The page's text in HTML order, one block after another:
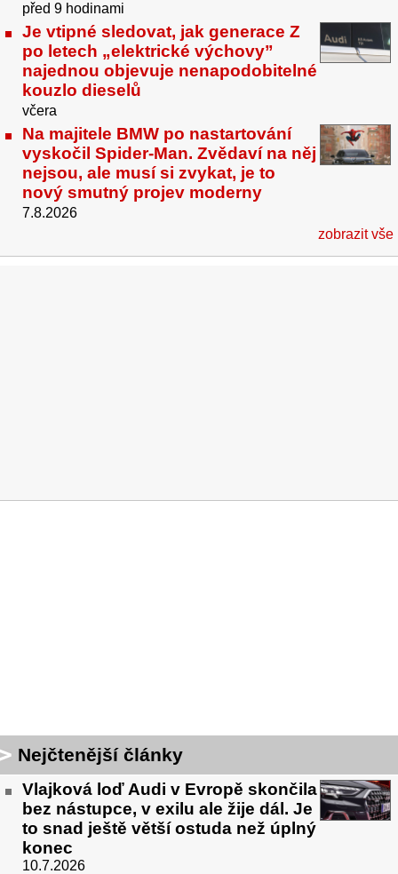
před 9 hodinami
Je vtipné sledovat, jak generace Z
po letech „elektrické výchovy”
najednou objevuje nenapodobitelné
kouzlo dieselů
včera
Na majitele BMW po nastartování
vyskočil Spider-Man. Zvědaví na něj
nejsou, ale musí si zvykat, je to
nový smutný projev moderny
7.8.2026
zobrazit vše
Nejčtenější články
Vlajková loď Audi v Evropě skončila
bez nástupce, v exilu ale žije dál. Je
to snad ještě větší ostuda než úplný
konec
10.7.2026